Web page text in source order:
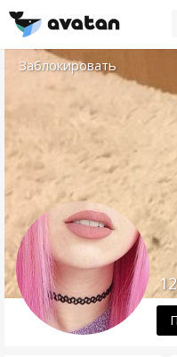
Заблокировать